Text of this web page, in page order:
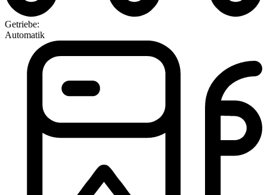
Getriebe:
Automatik